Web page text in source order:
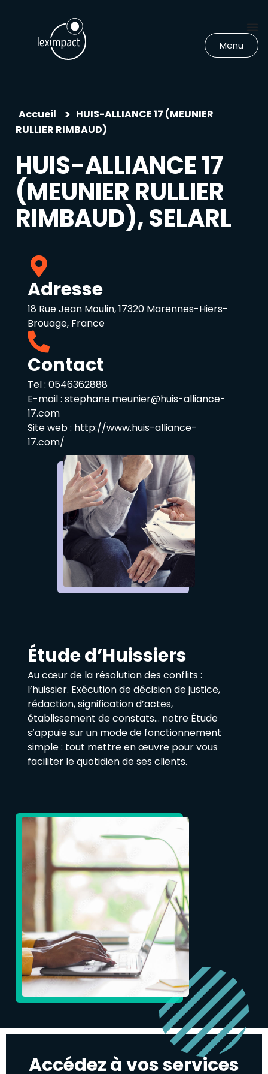
Menu
Accueil > HUIS-ALLIANCE 17 (MEUNIER
RULLIER RIMBAUD)
HUIS-ALLIANCE 17
(MEUNIER RULLIER
RIMBAUD), SELARL
Adresse
18 Rue Jean Moulin, 17320 Marennes-Hiers-
Brouage, France
Contact
Tel : 0546362888
E-mail : stephane.meunier@huis-alliance-
17.com
Site web : http://www.huis-alliance-
17.com/
Étude d’Huissiers
Au cœur de la résolution des conflits :
l’huissier. Exécution de décision de justice,
rédaction, signification d’actes,
établissement de constats… notre Étude
s’appuie sur un mode de fonctionnement
simple : tout mettre en œuvre pour vous
faciliter le quotidien de ses clients.
Accédez à vos services